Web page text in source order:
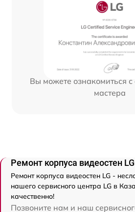
Вы можете ознакомиться
мастера
Ремонт корпуса видеостен LG
Ремонт корпуса видеостен LG -
нашего сервисного центра LG в
качественно!
Позвоните нам и наш